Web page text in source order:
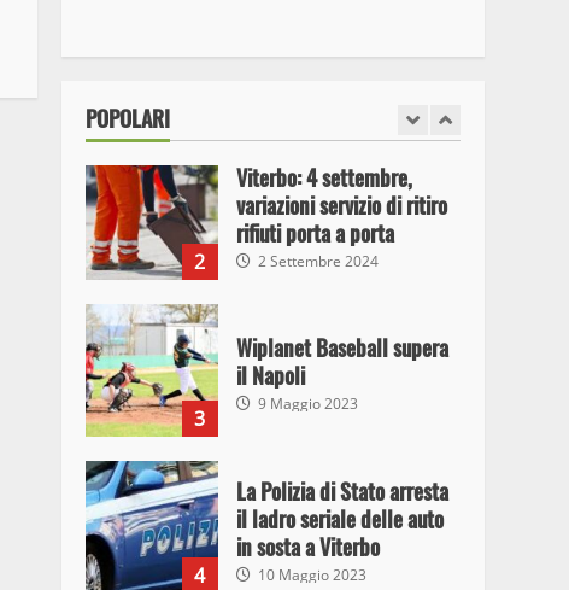
POPOLARI
fini di spaccio di sostanze
2
Viterbo: 4 settembre,
variazioni servizio di ritiro
rifiuti porta a porta
2 Settembre 2024
3
Wiplanet Baseball supera
il Napoli
9 Maggio 2023
4
La Polizia di Stato arresta
il ladro seriale delle auto
in sosta a Viterbo
10 Maggio 2023